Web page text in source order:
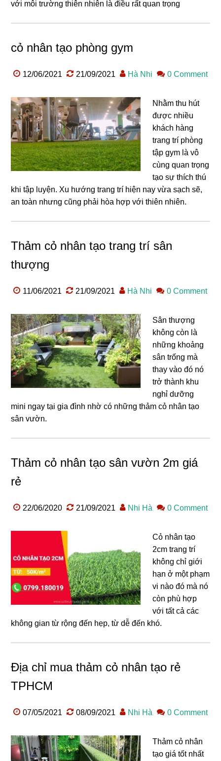
với môi trường thiên nhiên là điều rất quan trọng
cỏ nhân tạo phòng gym
12/06/2021 21/09/2021 Hà Nhi 0 Comment
Nhằm thu hút
được nhiều
khách hàng
trang trí phòng
tập gym là vô
cùng quan trọng
tạo sự thích thú
khi tập luyện. Xu hướng trang trí hiện nay vừa sạch sẽ,
an toàn nhưng cũng phải hòa hợp với thiên nhiên.
Thảm cỏ nhân tạo trang trí sân
thượng
11/06/2021 21/09/2021 Hà Nhi 0 Comment
Sân thượng
không còn là
những khoảng
sân trống mà
thay vào đó nó
trở thành khu
nghỉ dưỡng
mini ngay tại gia đình nhờ có những thảm cỏ nhân tạo
sân vườn.
Thảm cỏ nhân tạo sân vườn 2m giá
rẻ
22/06/2020 21/09/2021 Nhi Hà 0 Comment
Cỏ nhân tạo
2cm trang trí
không chỉ giới
hạn ở một phạm
vi nào đó mà nó
còn phù hợp
với tất cả các
không gian từ rộng đến hẹp, từ dễ đến khó.
Địa chỉ mua thảm cỏ nhân tạo rẻ
TPHCM
07/05/2021 08/09/2021 Nhi Hà 0 Comment
Thảm cỏ nhân
tạo giá tốt nhất